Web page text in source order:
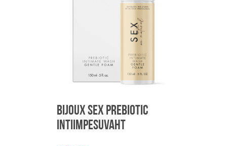
Bijoux Sex Prebiotic
intiimpesuvaht